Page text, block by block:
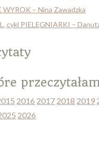
– Nina Zawadzka
cykl PIELĘGNIARKI –
2016 2017 2018 2019
2026